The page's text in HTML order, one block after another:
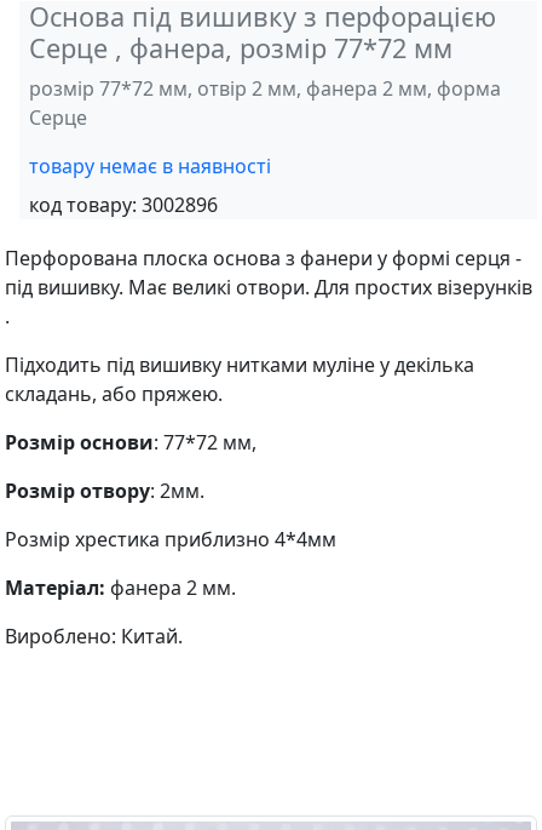
Основа під вишивку з перфорацією
Серце , фанера, розмір 77*72 мм
розмір 77*72 мм, отвір 2 мм, фанера 2 мм, форма
Серце
товару немає в наявності
код товару: 3002896
Перфорована плоска основа з фанери у формі серця -
під вишивку. Має великі отвори. Для простих візерунків
.
Підходить під вишивку нитками муліне у декілька
складань, або пряжею.
Розмір основи: 77*72 мм,
Розмір отвору: 2мм.
Розмір хрестика приблизно 4*4мм
Матеріал: фанера 2 мм.
Вироблено: Китай.